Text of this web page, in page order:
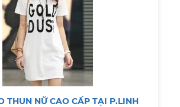
THUN NỮ CAO CẤP TẠI P.LINH